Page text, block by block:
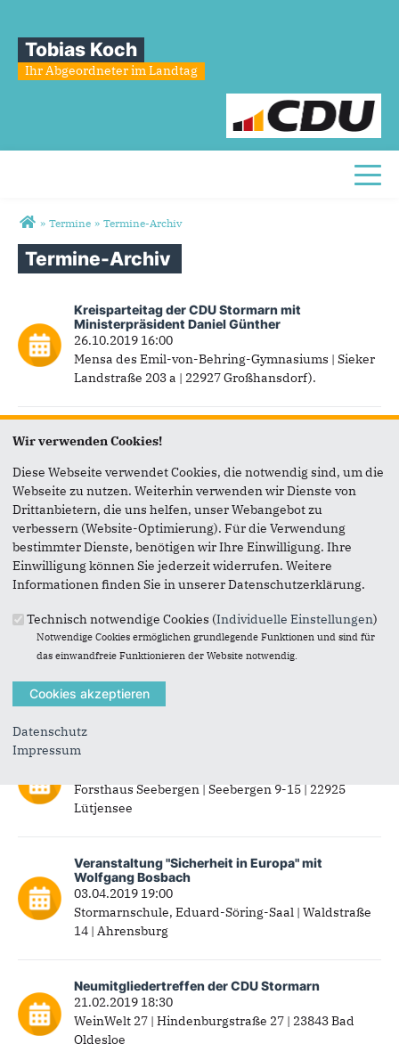
Tobias Koch
Ihr Abgeordneter im Landtag
Sie sind hier
» Termine » Termine-Archiv
Termine-Archiv
Termine-Archiv
Kreisparteitag der CDU Stormarn mit
Ministerpräsident Daniel Günther
26.10.2019 16:00
Mensa des Emil-von-Behring-Gymnasiums | Sieker
Landstraße 203 a | 22927 Großhansdorf).
03.10.2019
Landtag Schleswig-Holstein
Kamingespräch in Lütjensee zur Kita-Reform der
Jamaika-Koalition
19.09.2019 19:30
Landhaus Schäfer | Grönwohlder Straße 1 |
Lütjensee
Tag der offenen Tür im Landeshaus
16.06.2019 10:00
Landtag Schleswig-Holstein | Düsternbrooker Weg
70 | 24105 Kiel
Jahresempfang der CDU Stormarn
Forsthaus Seebergen | Seebergen 9-15 | 22925
Lütjensee
Veranstaltung "Sicherheit in Europa" mit
Wolfgang Bosbach
03.04.2019 19:00
Stormarnschule, Eduard-Söring-Saal | Waldstraße
14 | Ahrensburg
Neumitgliedertreffen der CDU Stormarn
21.02.2019 18:30
WeinWelt 27 | Hindenburgstraße 27 | 23843 Bad
Oldesloe
Wir verwenden Cookies!
Diese Webseite verwendet Cookies, die notwendig sind, um die
Webseite zu nutzen. Weiterhin verwenden wir Dienste von
Drittanbietern, die uns helfen, unser Webangebot zu
verbessern (Website-Optimierung). Für die Verwendung
bestimmter Dienste, benötigen wir Ihre Einwilligung. Ihre
Einwilligung können Sie jederzeit widerrufen. Weitere
Informationen finden Sie in unserer Datenschutzerklärung.
Technisch notwendige Cookies (Individuelle Einstellungen)
Notwendige Cookies ermöglichen grundlegende Funktionen und sind für
das einwandfreie Funktionieren der Website notwendig.
Datenschutz
Impressum